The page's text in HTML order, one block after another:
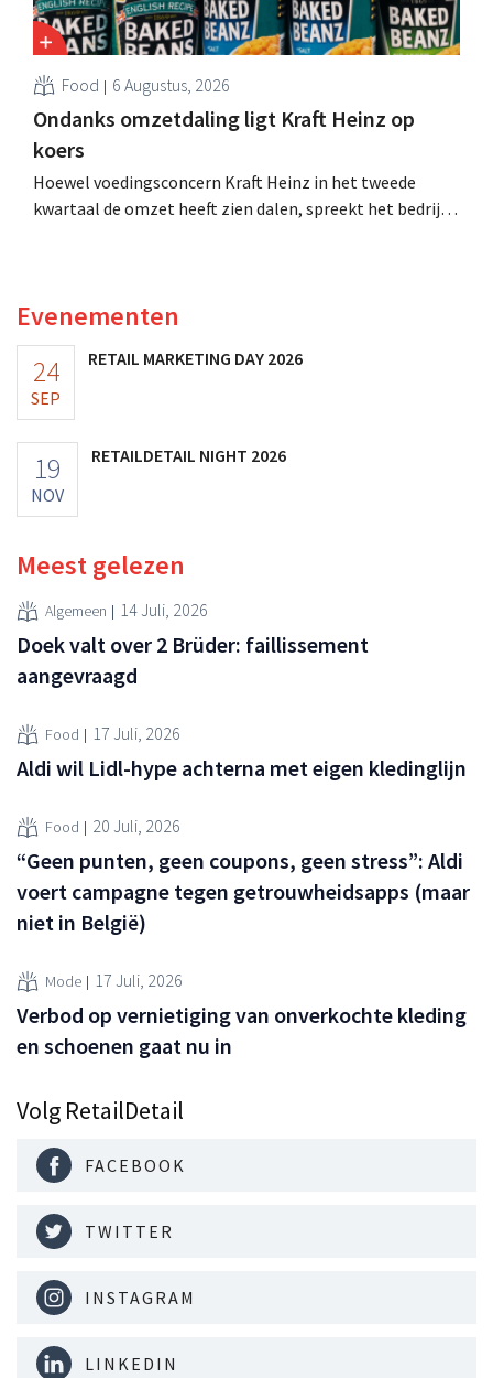
Food 6 Augustus, 2026
Ondanks omzetdaling ligt Kraft Heinz op
koers
Hoewel voedingsconcern Kraft Heinz in het tweede
kwartaal de omzet heeft zien dalen, spreekt het bedrijf
Evenementen
24
SEP
RETAIL MARKETING DAY 2026
19
NOV
RETAILDETAIL NIGHT 2026
Meest gelezen
Algemeen 14 Juli, 2026
Doek valt over 2 Brüder: faillissement
aangevraagd
Food 17 Juli, 2026
Aldi wil Lidl-hype achterna met eigen kledinglijn
Food 20 Juli, 2026
“Geen punten, geen coupons, geen stress”: Aldi
voert campagne tegen getrouwheidsapps (maar
niet in België)
Mode 17 Juli, 2026
Verbod op vernietiging van onverkochte kleding
en schoenen gaat nu in
Volg RetailDetail
FACEBOOK
TWITTER
INSTAGRAM
LINKEDIN